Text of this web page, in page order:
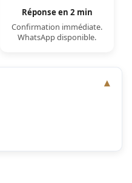
Réponse en 2 min
Confirmation immédiate.
WhatsApp disponible.